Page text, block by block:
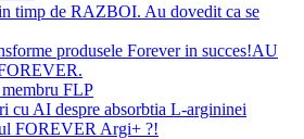
timp de RAZBOI. Au dovedit ca se
produsele Forever in succes!AU
FLP
cu AI despre absorbtia L-argininei
FOREVER Argi+ ?!